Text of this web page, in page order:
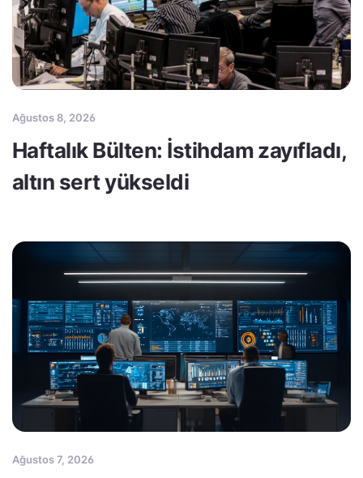
Ağustos 8, 2026
Haftalık Bülten: İstihdam zayıfladı,
altın sert yükseldi
Ağustos 7, 2026